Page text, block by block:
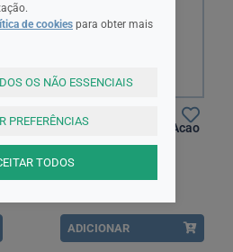
Optrex Colirio Dupl Acao
Olh Secos 10ml
15,65EUR
ADICIONAR
de cookies para obter mais
OS NÃO ESSENCIAIS
PREFERÊNCIAS
TODOS